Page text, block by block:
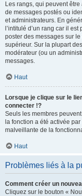
Les rangs, qui peuvent
de messages postés ou
et administrateurs. En
l’intitulé d’un rang car il
poster des messages sur
supérieur. Sur la plupart
modérateur (ou un
messages.
Haut
Lorsque je clique sur le
connecter !?
Seuls les membres
la fonction a été activée
malveillante de la
Haut
Problèmes liés à la
Comment créer un
Cliquez sur le bouton «